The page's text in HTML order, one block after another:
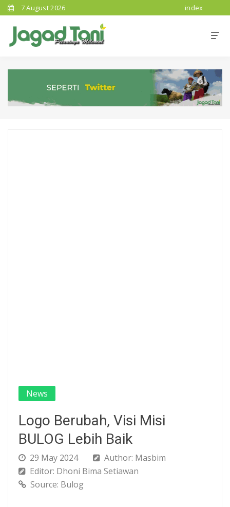
7 August 2026 index
News
Logo Berubah, Visi Misi
BULOG Lebih Baik
29 May 2024
Author: Masbim
Editor: Dhoni Bima Setiawan
Source: Bulog